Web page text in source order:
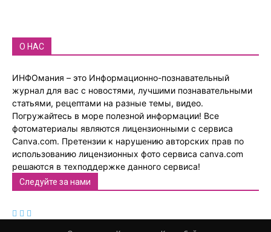
О НАС
ИНФОмания – это Информационно-познавательный
журнал для вас с новостями, лучшими познавательными
статьями, рецептами на разные темы, видео.
Погружайтесь в море полезной информации! Все
фотоматериалы являются лицензионными с сервиса
Canva.com. Претензии к нарушению авторских прав по
использованию лицензионных фото сервиса canva.com
решаются в техподдержке данного сервиса!
Следуйте за нами